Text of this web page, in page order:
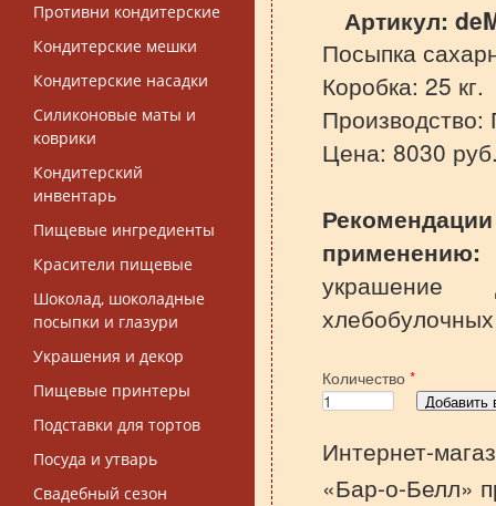
Противни кондитерские
Кондитерские мешки
Кондитерские насадки
Силиконовые маты и
коврики
Кондитерский
инвентарь
Пищевые ингредиенты
Красители пищевые
Шоколад, шоколадные
посыпки и глазури
Украшения и декор
Пищевые принтеры
Подставки для тортов
Посуда и утварь
Свадебный сезон
Артикул:
Посыпка
Коробка: 25 кг.
Цена: 8030
украшение
Количество *
Интернет-
«Бар-о-Белл»